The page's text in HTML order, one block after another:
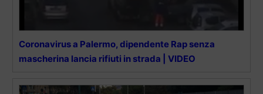
Coronavirus a Palermo, dipendente Rap senza
mascherina lancia rifiuti in strada | VIDEO